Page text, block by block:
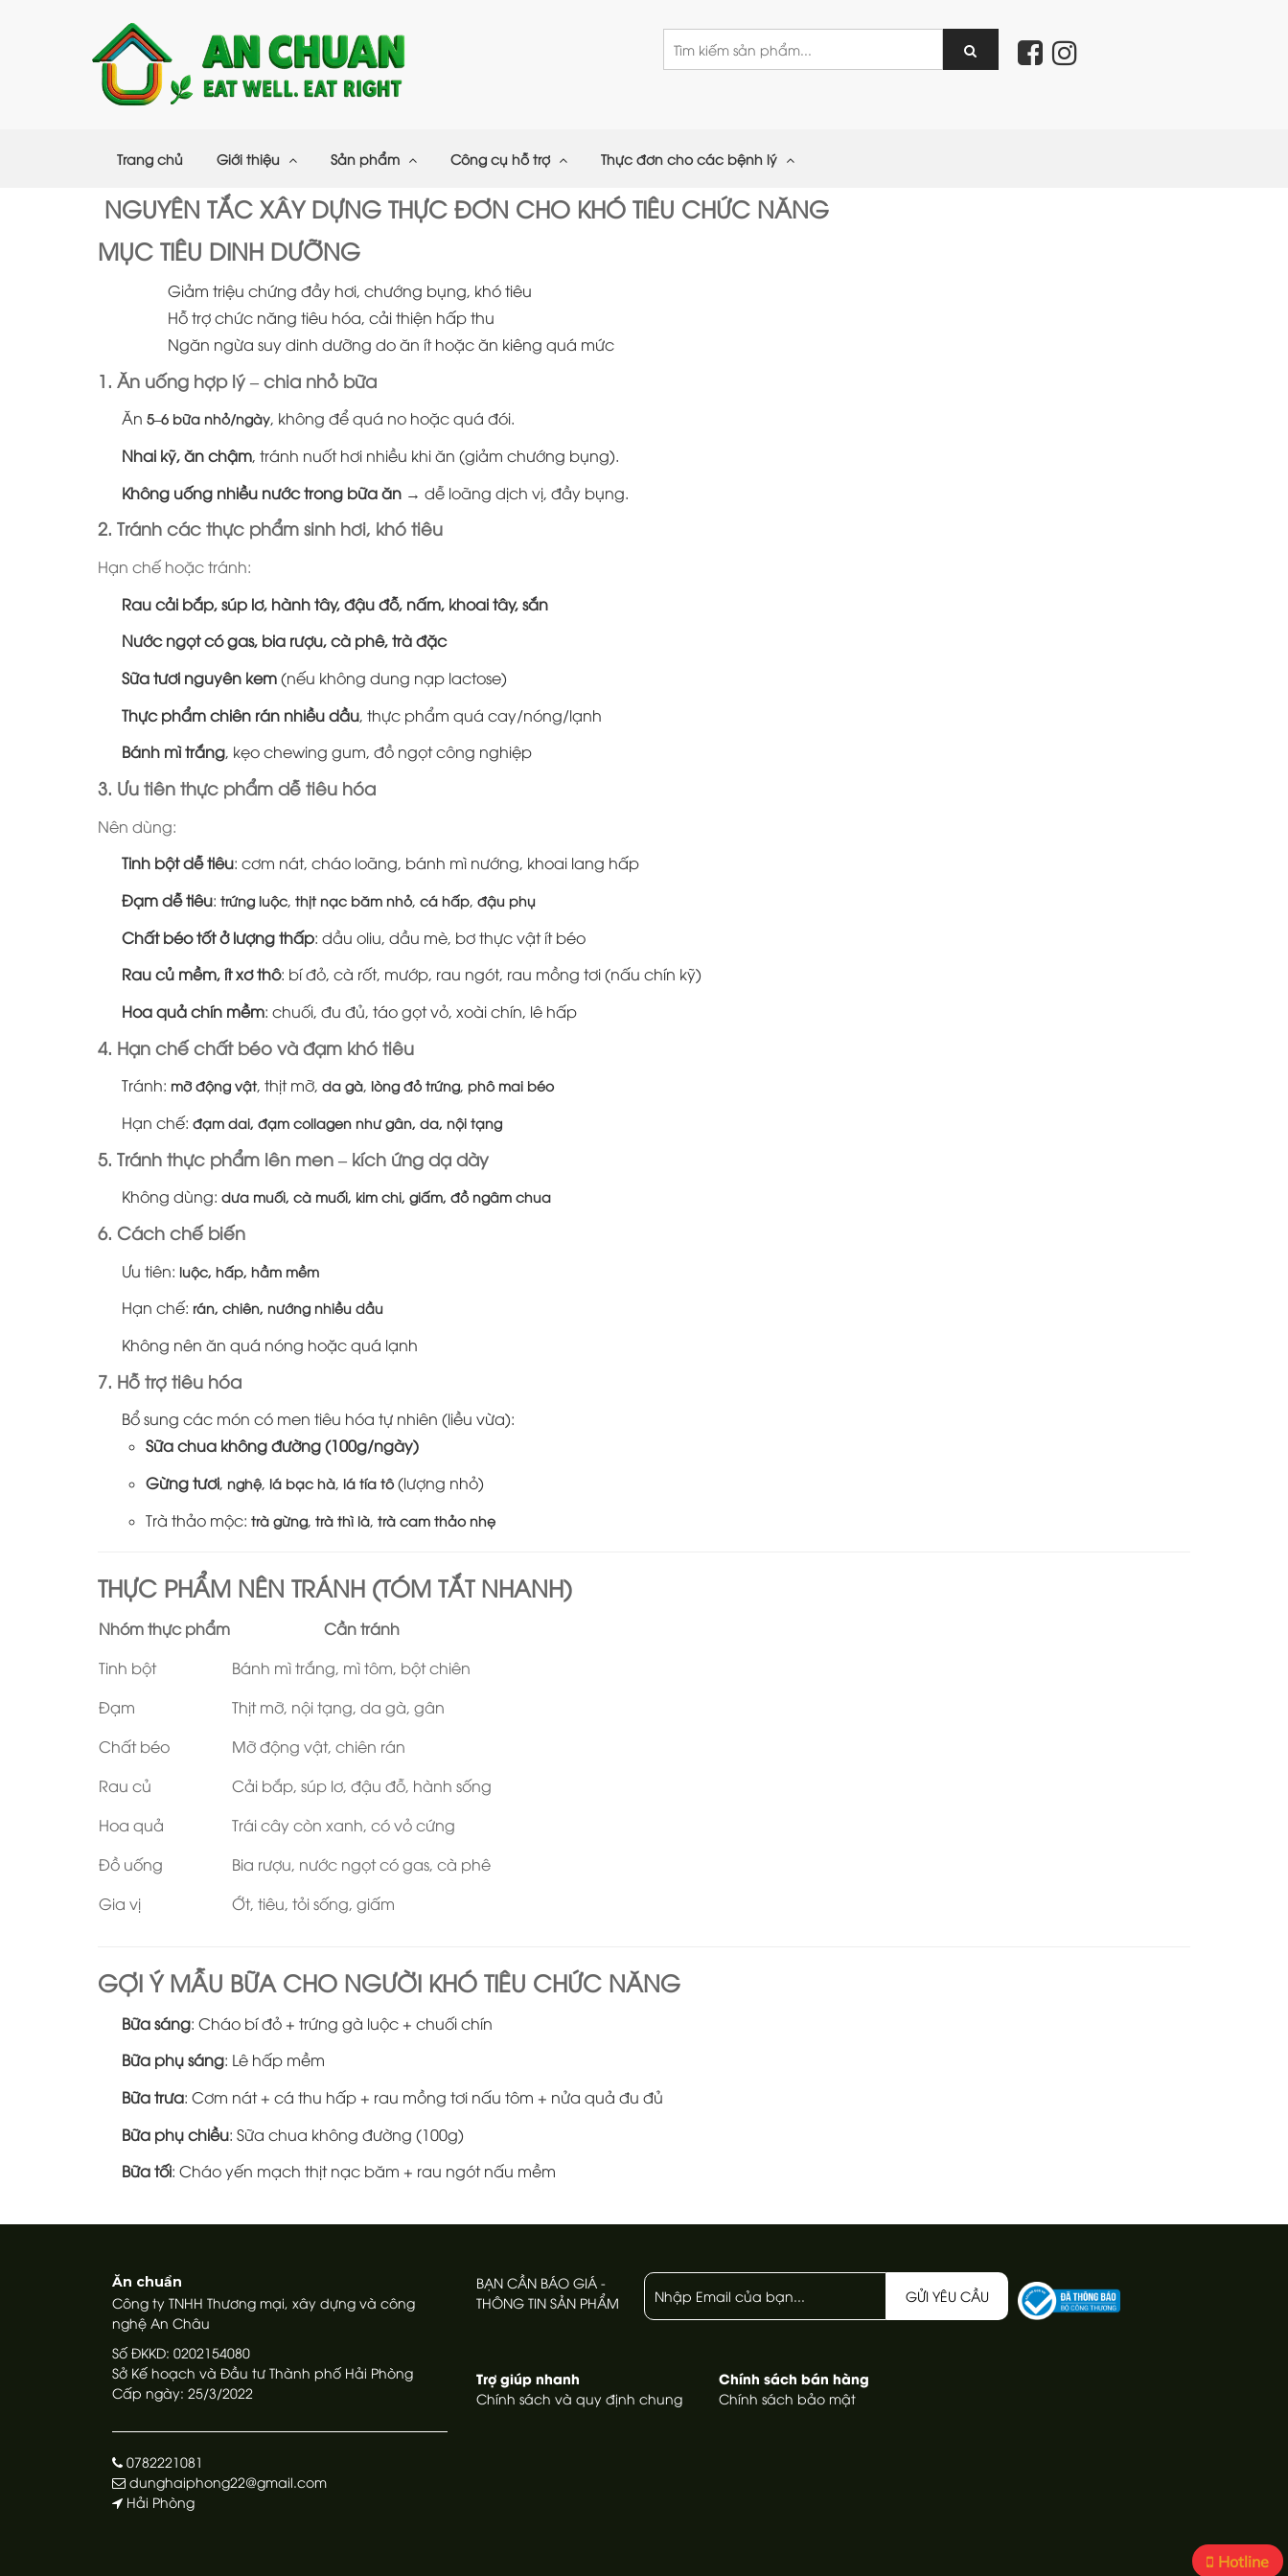
Hotline
Trang chủ Giới thiệu Sản phẩm Công cụ hỗ trợ Thực đơn cho các bệnh lý
NGUYÊN TẮC XÂY DỰNG THỰC ĐƠN CHO KHÓ TIÊU CHỨC NĂNG
MỤC TIÊU DINH DƯỠNG
Giảm triệu chứng đầy hơi, chướng bụng, khó tiêu
Hỗ trợ chức năng tiêu hóa, cải thiện hấp thu
Ngăn ngừa suy dinh dưỡng do ăn ít hoặc ăn kiêng quá mức
1. Ăn uống hợp lý – chia nhỏ bữa
Ăn 5–6 bữa nhỏ/ngày, không để quá no hoặc quá đói.
Nhai kỹ, ăn chậm, tránh nuốt hơi nhiều khi ăn (giảm chướng bụng).
Không uống nhiều nước trong bữa ăn → dễ loãng dịch vị, đầy bụng.
2. Tránh các thực phẩm sinh hơi, khó tiêu
Hạn chế hoặc tránh:
Rau cải bắp, súp lơ, hành tây, đậu đỗ, nấm, khoai tây, sắn
Nước ngọt có gas, bia rượu, cà phê, trà đặc
Sữa tươi nguyên kem(nếu không dung nạp lactose)
Thực phẩm chiên rán nhiều dầu, thực phẩm quá cay/nóng/lạnh
Bánh mì trắng, kẹo chewing gum, đồ ngọt công nghiệp
3. Ưu tiên thực phẩm dễ tiêu hóa
Nên dùng:
Tinh bột dễ tiêu: cơm nát, cháo loãng, bánh mì nướng, khoai lang hấp
Đạm dễ tiêu: trứng luộc, thịt nạc băm nhỏ, cá hấp, đậu phụ
Chất béo tốt ở lượng thấp: dầu oliu, dầu mè, bơ thực vật ít béo
Rau củ mềm, ít xơ thô: bí đỏ, cà rốt, mướp, rau ngót, rau mồng tơi (nấu chín kỹ)
Hoa quả chín mềm: chuối, đu đủ, táo gọt vỏ, xoài chín, lê hấp
4. Hạn chế chất béo và đạm khó tiêu
Tránh: mỡ động vật, thịt mỡ, da gà, lòng đỏ trứng, phô mai béo
Hạn chế: đạm dai, đạm collagen như gân, da, nội tạng
5. Tránh thực phẩm lên men – kích ứng dạ dày
Không dùng: dưa muối, cà muối, kim chi, giấm, đồ ngâm chua
6. Cách chế biến
Ưu tiên: luộc, hấp, hầm mềm
Hạn chế: rán, chiên, nướng nhiều dầu
Không nên ăn quá nóng hoặc quá lạnh
7. Hỗ trợ tiêu hóa
Bổ sung các món có men tiêu hóa tự nhiên (liều vừa):
Sữa chua không đường (100g/ngày)
Gừng tươi, nghệ, lá bạc hà, lá tía tô(lượng nhỏ)
Trà thảo mộc: trà gừng, trà thì là, trà cam thảo nhẹ
THỰC PHẨM NÊN TRÁNH (TÓM TẮT NHANH)
Nhóm thực phẩm
Cần tránh
Tinh bột
Bánh mì trắng, mì tôm, bột chiên
Đạm
Thịt mỡ, nội tạng, da gà, gân
Chất béo
Mỡ động vật, chiên rán
Rau củ
Cải bắp, súp lơ, đậu đỗ, hành sống
Hoa quả
Trái cây còn xanh, có vỏ cứng
Đồ uống
Bia rượu, nước ngọt có gas, cà phê
Gia vị
Ớt, tiêu, tỏi sống, giấm
GỢI Ý MẪU BỮA CHO NGƯỜI KHÓ TIÊU CHỨC NĂNG
Bữa sáng: Cháo bí đỏ + trứng gà luộc + chuối chín
Bữa phụ sáng: Lê hấp mềm
Bữa trưa: Cơm nát + cá thu hấp + rau mồng tơi nấu tôm + nửa quả đu đủ
Bữa phụ chiều: Sữa chua không đường (100g)
Bữa tối: Cháo yến mạch thịt nạc băm + rau ngót nấu mềm
Ăn chuẩn
Công ty TNHH Thương mại, xây dựng và công
nghệ An Châu
Số ĐKKD: 0202154080
Sở Kế hoạch và Đầu tư Thành phố Hải Phòng
Cấp ngày: 25/3/2022
0782221081
dunghaiphong22@gmail.com
Hải Phòng
BẠN CẦN BÁO GIÁ -
THÔNG TIN SẢN PHẨM
GỬI YÊU CẦU
Trợ giúp nhanh
Chính sách và quy định chung
Chính sách bán hàng
Chính sách bảo mật